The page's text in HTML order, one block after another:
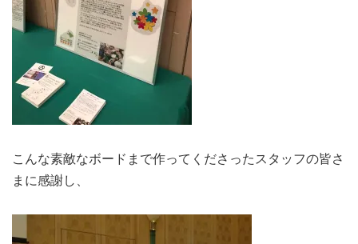
こんな素敵なボードまで作ってくださったスタッフの皆さ
まに感謝し、